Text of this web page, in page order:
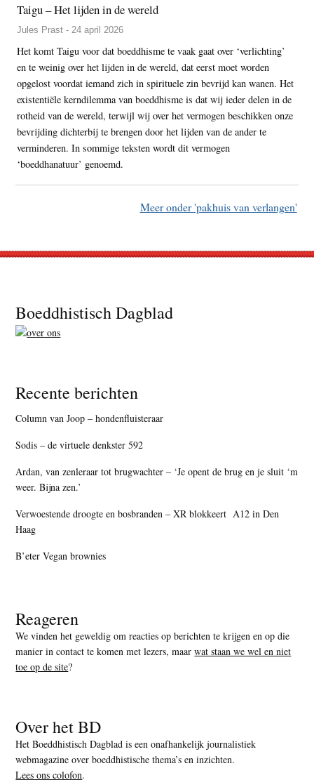
Taigu – Het lijden in de wereld
Jules Prast - 24 april 2026
Het komt Taigu voor dat boeddhisme te vaak gaat over ‘verlichting’
en te weinig over het lijden in de wereld, dat eerst moet worden
opgelost voordat iemand zich in spirituele zin bevrijd kan wanen. Het
existentiële kerndilemma van boeddhisme is dat wij ieder delen in de
rotheid van de wereld, terwijl wij over het vermogen beschikken onze
bevrijding dichterbij te brengen door het lijden van de ander te
verminderen. In sommige teksten wordt dit vermogen
‘boeddhanatuur’ genoemd.
Meer onder 'pakhuis van verlangen'
Footer
Boeddhistisch Dagblad
Recente berichten
Column van Joop – hondenfluisteraar
Sodis – de virtuele denkster 592
Ardan, van zenleraar tot brugwachter – ‘Je opent de brug en je sluit ‘m
weer. Bijna zen.’
Verwoestende droogte en bosbranden – XR blokkeert A12 in Den
Haag
B’eter Vegan brownies
Reageren
We vinden het geweldig om reacties op berichten te krijgen en op die
manier in contact te komen met lezers, maarwat staan we wel en niet
toe op de site?
Over het BD
Het Boeddhistisch Dagblad is een onafhankelijk journalistiek
webmagazine over boeddhistische thema’s en inzichten.
Lees ons colofon.